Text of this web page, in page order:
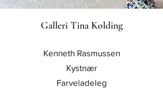
Galleri Tina Kolding
Kenneth Rasmussen
Kystnær
Farveladeleg